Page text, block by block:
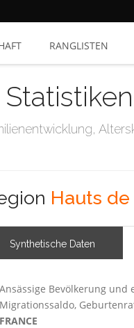
RANGLISTEN
Hauts
Synthetische Daten
Ansässige Bevölkerung
Migrationssaldo,
FRANCE